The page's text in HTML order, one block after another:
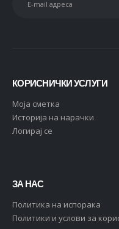
КОРИСНИЧКИ УСЛУГИ
Moja сметка
Историја на нарачки
Логирај се
ЗА НАС
Политика на испорака
Политики и услови за